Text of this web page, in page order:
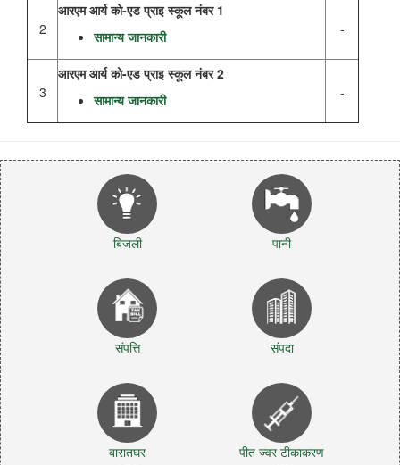
2
आरएम आर्य को-एड प्राइ स्कूल नंबर 1
सामान्य जानकारी
-
3
आरएम आर्य को-एड प्राइ स्कूल नंबर 2
सामान्य जानकारी
-
बिजली पानी
संपत्ति संपदा
बारातघर पीत ज्वर टीकाकरण